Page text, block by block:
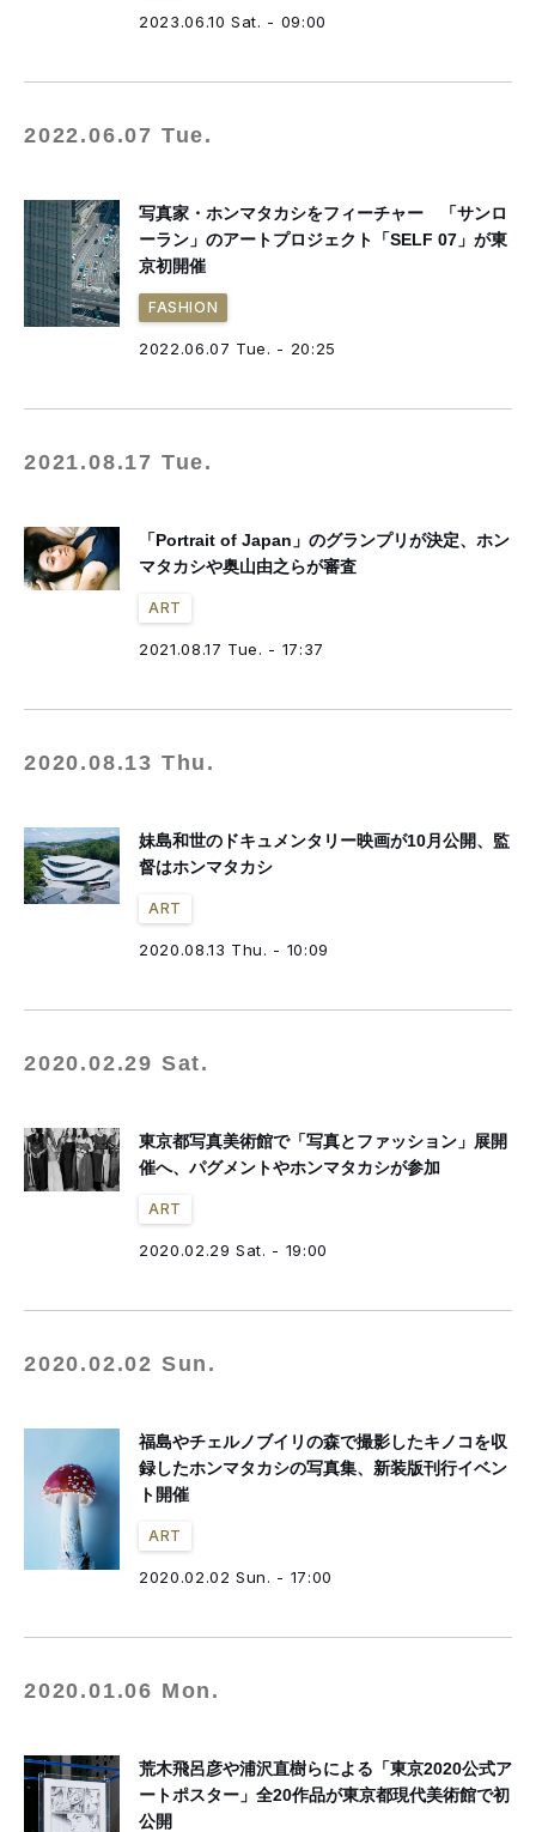
2023.06.10 Sat. - 09:00
2022.06.07 Tue.
写真家・ホンマタカシをフィーチャー 「サンロ
ーラン」のアートプロジェクト「SELF 07」が東
京初開催
FASHION
2022.06.07 Tue. - 20:25
2021.08.17 Tue.
「Portrait of Japan」のグランプリが決定、ホン
マタカシや奥山由之らが審査
ART
2021.08.17 Tue. - 17:37
2020.08.13 Thu.
妹島和世のドキュメンタリー映画が10月公開、監
督はホンマタカシ
ART
2020.08.13 Thu. - 10:09
2020.02.29 Sat.
東京都写真美術館で「写真とファッション」展開
催へ、パグメントやホンマタカシが参加
ART
2020.02.29 Sat. - 19:00
2020.02.02 Sun.
福島やチェルノブイリの森で撮影したキノコを収
録したホンマタカシの写真集、新装版刊行イベン
ト開催
ART
2020.02.02 Sun. - 17:00
2020.01.06 Mon.
荒木飛呂彦や浦沢直樹らによる「東京2020公式ア
ートポスター」全20作品が東京都現代美術館で初
公開